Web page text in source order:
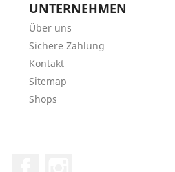
UNTERNEHMEN
Über uns
Sichere Zahlung
Kontakt
Sitemap
Shops